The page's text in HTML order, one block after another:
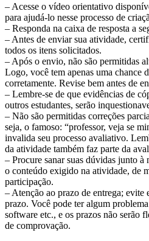
– Acesse o vídeo orientativo
para ajudá-lo nesse processo de
– Responda na caixa de resposta a
– Antes de enviar sua atividade,
todos os itens solicitados.
– Após o envio, não são permitidas
Logo, você tem apenas uma chance
corretamente. Revise bem antes de
– Lembre-se de que evidências de
outros estudantes, serão
– Não são permitidas correções
seja, o famoso: “professor, veja se
invalida seu processo avaliativo.
da atividade também faz parte da
– Procure sanar suas dúvidas junto
o conteúdo exigido na atividade, de
participação.
– Atenção ao prazo de entrega;
prazo. Você pode ter algum
software etc., e os prazos não serão
de comprovação.